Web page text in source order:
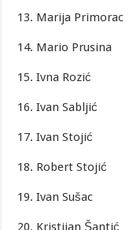
13. Marija Primorac
14. Mario Prusina
15. Ivna Rozić
16. Ivan Sabljić
17. Ivan Stojić
18. Robert Stojić
19. Ivan Sušac
20. Kristijan Šantić